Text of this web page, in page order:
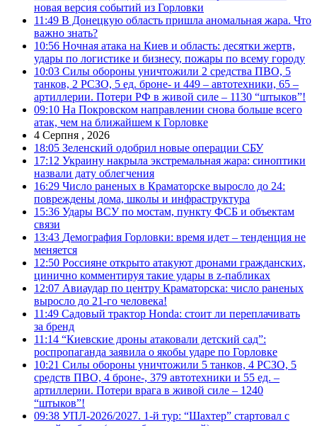
новая версия событий из Горловки
11:49 В Донецкую область пришла аномальная жара. Что
важно знать?
10:56 Ночная атака на Киев и область: десятки жертв,
удары по логистике и бизнесу, пожары по всему городу
10:03 Силы обороны уничтожили 2 средства ПВО, 5
танков, 2 РСЗО, 5 ед. броне- и 449 – автотехники, 65 –
артиллерии. Потери РФ в живой силе – 1130 “штыков”!
09:10 На Покровском направлении снова больше всего
атак, чем на ближайшем к Горловке
4 Серпня , 2026
18:05 Зеленский одобрил новые операции СБУ
17:12 Украину накрыла экстремальная жара: синоптики
назвали дату облегчения
16:29 Число раненых в Краматорске выросло до 24:
повреждены дома, школы и инфраструктура
15:36 Удары ВСУ по мостам, пункту ФСБ и объектам
связи
13:43 Демография Горловки: время идет – тенденция не
меняется
12:50 Россияне открыто атакуют дронами гражданских,
цинично комментируя такие удары в z-пабликах
12:07 Авиаудар по центру Краматорска: число раненых
выросло до 21-го человека!
11:49 Садовый трактор Honda: стоит ли переплачивать
за бренд
11:14 “Киевские дроны атаковали детский сад”:
роспропаганда заявила о якобы ударе по Горловке
10:21 Силы обороны уничтожили 5 танков, 4 РСЗО, 5
средств ПВО, 4 броне-, 379 автотехники и 55 ед. –
артиллерии. Потери врага в живой силе – 1240
“штыков”!
09:38 УПЛ-2026/2027. 1-й тур: “Шахтер” стартовал с